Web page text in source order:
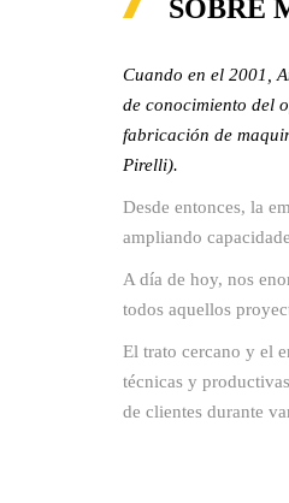
SOBRE
Cuando en el 2001,
de conocimiento del
fabricación de
Pirelli).
Desde entonces, la
ampliando
A día de hoy, nos
todos aquellos
El trato cercano y el
técnicas y
de clientes durante